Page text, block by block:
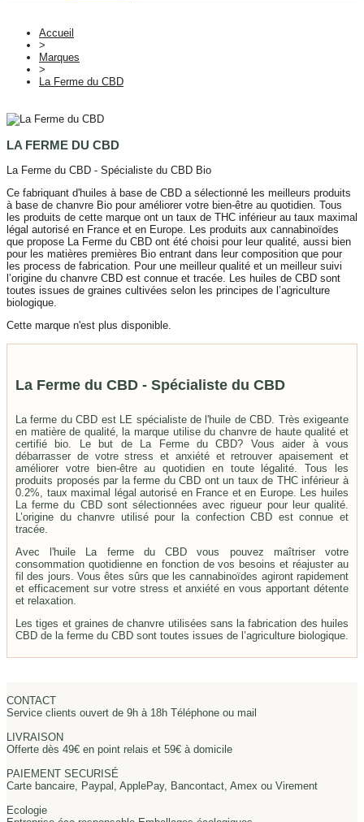
Accueil
>
Marques
>
La Ferme du CBD
LA FERME DU CBD
La Ferme du CBD - Spécialiste du CBD Bio
Ce fabriquant d'huiles à base de CBD a sélectionné les meilleurs produits
à base de chanvre Bio pour améliorer votre bien-être au quotidien. Tous
les produits de cette marque ont un taux de THC inférieur au taux maximal
légal autorisé en France et en Europe. Les produits aux cannabinoïdes
que propose La Ferme du CBD ont été choisi pour leur qualité, aussi bien
pour les matières premières Bio entrant dans leur composition que pour
les process de fabrication. Pour une meilleur qualité et un meilleur suivi
l’origine du chanvre CBD est connue et tracée. Les huiles de CBD sont
toutes issues de graines cultivées selon les principes de l’agriculture
biologique.
Cette marque n'est plus disponible.
La Ferme du CBD - Spécialiste du CBD
La ferme du CBD est LE spécialiste de l'huile de CBD. Très exigeante
en matière de qualité, la marque utilise du chanvre de haute qualité et
certifié bio. Le but de La Ferme du CBD? Vous aider à vous
débarrasser de votre stress et anxiété et retrouver apaisement et
améliorer votre bien-être au quotidien en toute légalité. Tous les
produits proposés par la ferme du CBD ont un taux de THC inférieur à
0.2%, taux maximal légal autorisé en France et en Europe. Les huiles
La ferme du CBD sont sélectionnées avec rigueur pour leur qualité.
L’origine du chanvre utilisé pour la confection CBD est connue et
tracée.
Avec l'huile La ferme du CBD vous pouvez maîtriser votre
consommation quotidienne en fonction de vos besoins et réajuster au
fil des jours. Vous êtes sûrs que les cannabinoïdes agiront rapidement
et efficacement sur votre stress et anxiété en vous apportant détente
et relaxation.
Les tiges et graines de chanvre utilisées sans la fabrication des huiles
CBD de la ferme du CBD sont toutes issues de l’agriculture biologique.
Il existe deux types d'huile CBD. Les huiles full spectrum qui
Les huiles Broad Spectrum qui ne contiennent pas de THC.
Qui est La Ferme du CBD ?
La Ferme du CBD est un fabricant spécialisé dans les produits à base
de chanvre Bio. Les huiles de chanvre que propose La ferme du CBD
sont faciles à doser et à utiliser grâce à la flacon pipette. Le format
10ml vous permet d'emmener votre flacon partout avec vous pour un
apaisement quotidien. Et puisque les huiles sont certifiées bio, elles
vous garantissent du chanvre cultivé sans engrais ni pesticides.
CONTACT
Service clients ouvert de 9h à 18h Téléphone ou mail
LIVRAISON
Offerte dès 49€ en point relais et 59€ à domicile
PAIEMENT SECURISÉ
Carte bancaire, Paypal, ApplePay, Bancontact, Amex ou Virement
Ecologie